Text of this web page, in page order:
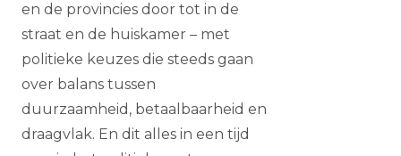
en de provincies door tot in de
straat en de huiskamer – met
politieke keuzes die steeds gaan
over balans tussen
duurzaamheid, betaalbaarheid en
draagvlak. En dit alles in een tijd